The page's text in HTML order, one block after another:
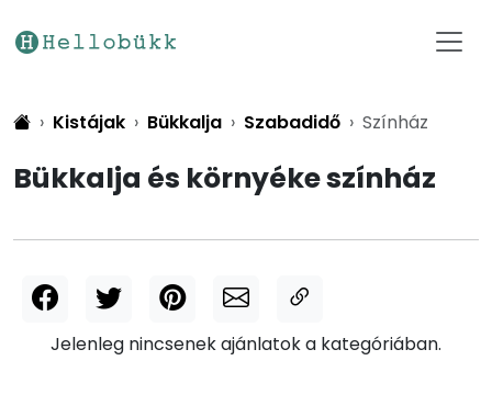
Kistájak Bükkalja Szabadidő Színház
Bükkalja és környéke színház
Jelenleg nincsenek ajánlatok a kategóriában.